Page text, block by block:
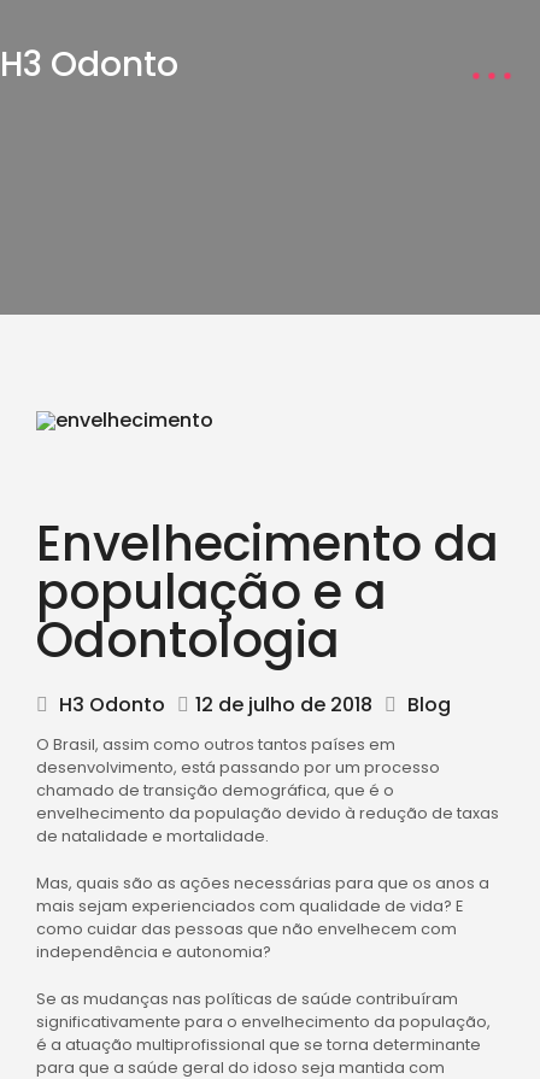
H3 Odonto
Envelhecimento da
população e a
Odontologia
H3 Odonto 12 de julho de 2018 Blog
O Brasil, assim como outros tantos países em
desenvolvimento, está passando por um processo
chamado de transição demográfica, que é o
envelhecimento da população devido à redução de taxas
de natalidade e mortalidade.
Mas, quais são as ações necessárias para que os anos a
mais sejam experienciados com qualidade de vida? E
como cuidar das pessoas que não envelhecem com
independência e autonomia?
Se as mudanças nas políticas de saúde contribuíram
significativamente para o envelhecimento da população,
é a atuação multiprofissional que se torna determinante
para que a saúde geral do idoso seja mantida com